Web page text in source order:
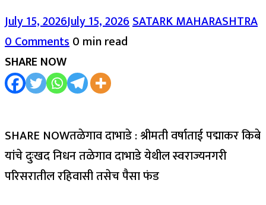
July 15, 2026July 15, 2026SATARK MAHARASHTRA
0 Comments0 min read
SHARE NOW
SHARE NOWतळेगाव दाभाडे : श्रीमती वर्षाताई पद्माकर किबे
यांचे दुःखद निधन तळेगाव दाभाडे येथील स्वराज्यनगरी
परिसरातील रहिवासी तसेच पैसा फंड